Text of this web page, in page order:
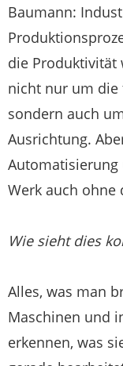
Baumann:
die Produktivität
nicht nur um die
sondern auch
Ausrichtung.
Automatisierung
Werk auch ohne
Wie sieht dies
Alles, was man
Maschinen und
erkennen, was